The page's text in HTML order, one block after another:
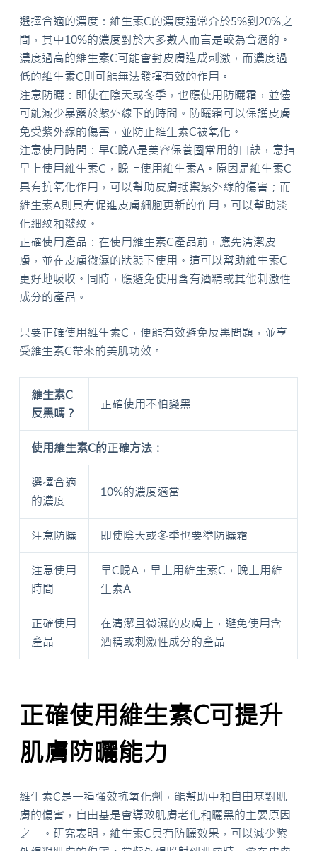
選擇合適的濃度：維生素C的濃度通常介於5%到20%之
間，其中10%的濃度對於大多數人而言是較為合適的。
濃度過高的維生素C可能會對皮膚造成刺激，而濃度過
低的維生素C則可能無法發揮有效的作用。
注意防曬：即使在陰天或冬季，也應使用防曬霜，並儘
可能減少暴露於紫外線下的時間。防曬霜可以保護皮膚
免受紫外線的傷害，並防止維生素C被氧化。
注意使用時間：早C晚A是美容保養圈常用的口訣，意指
早上使用維生素C，晚上使用維生素A。原因是維生素C
具有抗氧化作用，可以幫助皮膚抵禦紫外線的傷害；而
維生素A則具有促進皮膚細胞更新的作用，可以幫助淡
化細紋和皺紋。
正確使用產品：在使用維生素C產品前，應先清潔皮
膚，並在皮膚微濕的狀態下使用。這可以幫助維生素C
更好地吸收。同時，應避免使用含有酒精或其他刺激性
成分的產品。
只要正確使用維生素C，便能有效避免反黑問題，並享
受維生素C帶來的美肌功效。
維生素C
反黑嗎？
正確使用不怕變黑
使用維生素C的正確方法：
選擇合適
的濃度
10%的濃度適當
注意防曬 即使陰天或冬季也要塗防曬霜
注意使用
時間
早C晚A，早上用維生素C，晚上用維
生素A
正確使用
產品
在清潔且微濕的皮膚上，避免使用含
酒精或刺激性成分的產品
正確使用維生素C可提升
肌膚防曬能力
維生素C是一種強效抗氧化劑，能幫助中和自由基對肌
膚的傷害，自由基是會導致肌膚老化和曬黑的主要原因
之一。研究表明，維生素C具有防曬效果，可以減少紫